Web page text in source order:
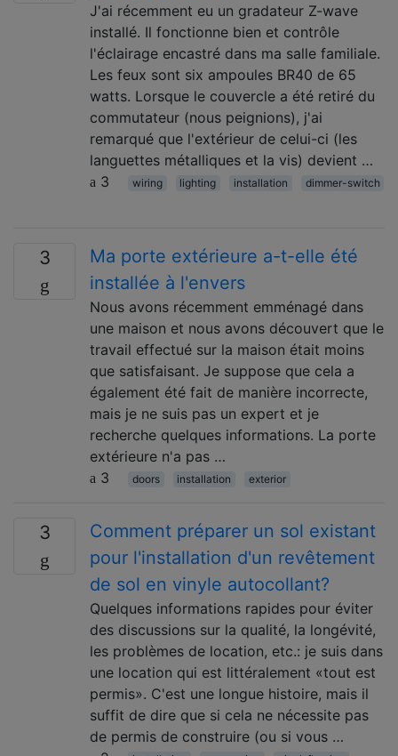
J'ai récemment eu un gradateur Z-wave
installé. Il fonctionne bien et contrôle
l'éclairage encastré dans ma salle familiale.
Les feux sont six ampoules BR40 de 65
watts. Lorsque le couvercle a été retiré du
commutateur (nous peignions), j'ai
remarqué que l'extérieur de celui-ci (les
languettes métalliques et la vis) devient …
3
wiring lighting installation dimmer-switch
3
Ma porte extérieure a-t-elle été
installée à l'envers
Nous avons récemment emménagé dans
une maison et nous avons découvert que le
travail effectué sur la maison était moins
que satisfaisant. Je suppose que cela a
également été fait de manière incorrecte,
mais je ne suis pas un expert et je
recherche quelques informations. La porte
extérieure n'a pas …
3
doors installation exterior
3
Comment préparer un sol existant
pour l'installation d'un revêtement
de sol en vinyle autocollant?
Quelques informations rapides pour éviter
des discussions sur la qualité, la longévité,
les problèmes de location, etc.: je suis dans
une location qui est littéralement «tout est
permis». C'est une longue histoire, mais il
suffit de dire que si cela ne nécessite pas
de permis de construire (ou si vous …